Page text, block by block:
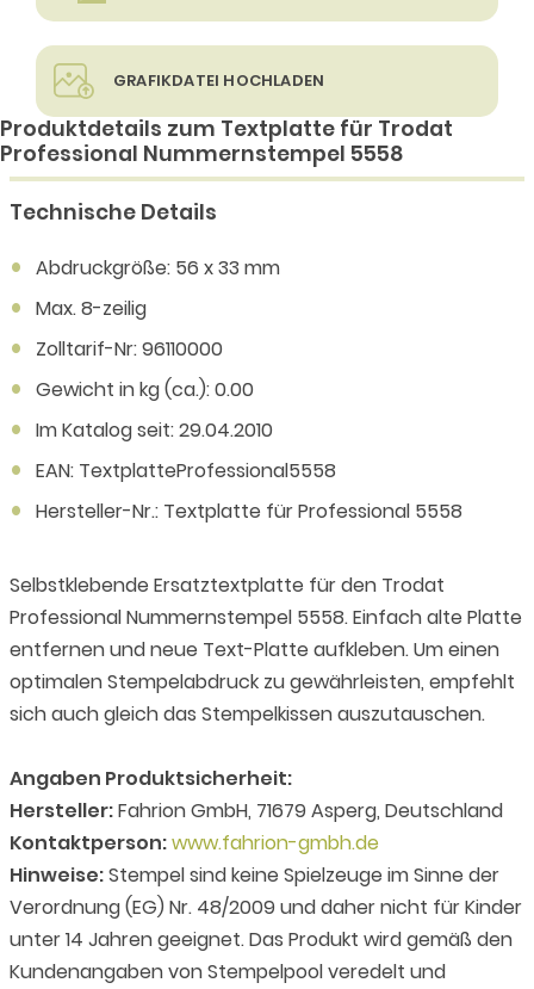
GRAFIKDATEI HOCHLADEN
Produktdetails zum Textplatte für Trodat
Professional Nummernstempel 5558
Technische Details
Abdruckgröße: 56 x 33 mm
Max. 8-zeilig
Zolltarif-Nr: 96110000
Gewicht in kg (ca.): 0.00
Im Katalog seit: 29.04.2010
EAN: TextplatteProfessional5558
Hersteller-Nr.: Textplatte für Professional 5558
Selbstklebende Ersatztextplatte für den Trodat
Professional Nummernstempel 5558. Einfach alte Platte
entfernen und neue Text-Platte aufkleben. Um einen
optimalen Stempelabdruck zu gewährleisten, empfehlt
sich auch gleich das Stempelkissen auszutauschen.
Angaben Produktsicherheit:
Hersteller:Fahrion GmbH, 71679 Asperg, Deutschland
Kontaktperson:www.fahrion-gmbh.de
Hinweise:Stempel sind keine Spielzeuge im Sinne der
Verordnung (EG) Nr. 48/2009 und daher nicht für Kinder
unter 14 Jahren geeignet. Das Produkt wird gemäß den
Kundenangaben von Stempelpool veredelt und